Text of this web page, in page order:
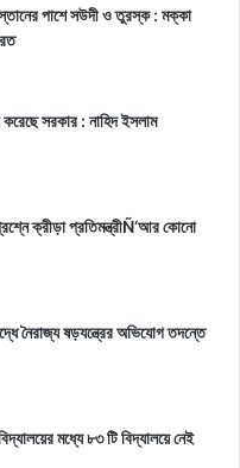
পাশে সউদী ও তুরস্ক : মক্কা
সরকার : নাহিদ ইসলাম
ক্রীড়া প্রতিমন্ত্রীÑ‘আর কোনো
নৈরাজ্য ষড়যন্ত্রের অভিযোগ তদন্তে
মধ্যে ৮৩ টি বিদ্যালয়ে নেই